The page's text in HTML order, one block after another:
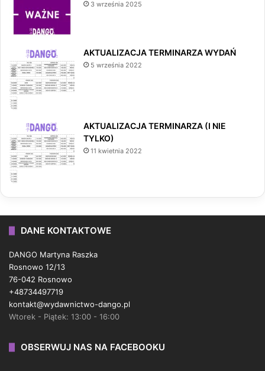
3 września 2025
AKTUALIZACJA TERMINARZA WYDAŃ
5 września 2022
AKTUALIZACJA TERMINARZA (I NIE
TYLKO)
11 kwietnia 2022
DANE KONTAKTOWE
DANGO Martyna Raszka
Rosnowo 12/13
76-042 Rosnowo
+48734497719
kontakt@wydawnictwo-dango.pl
Wtorek - Piątek: 13:00 - 16:00
OBSERWUJ NAS NA FACEBOOKU